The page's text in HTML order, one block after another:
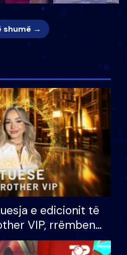
shumë →
e edicionit të
VIP, rrëmben
100 mijë eurosh